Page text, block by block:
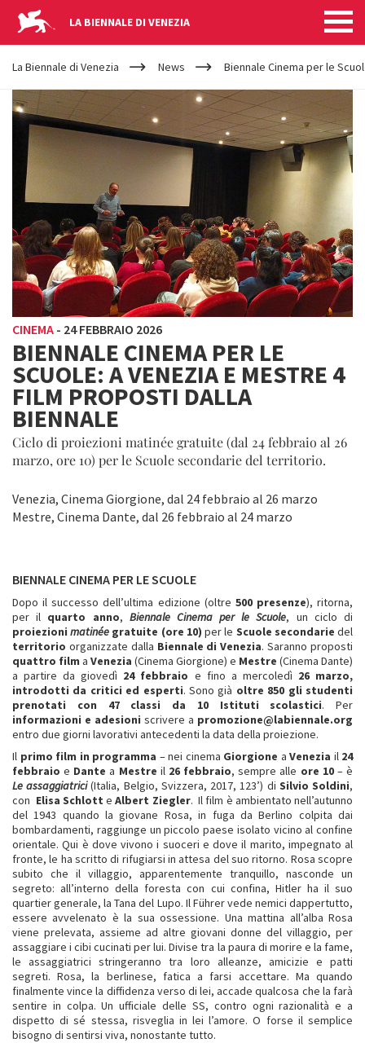
LA BIENNALE DI VENEZIA
YOUR
ARE
HERE
La Biennale di Venezia News Biennale Cinema per le
CINEMA - 24 FEBBRAIO 2026
BIENNALE CINEMA PER LE
SCUOLE: A VENEZIA E MESTRE 4
FILM PROPOSTI DALLA
BIENNALE
Ciclo di proiezioni matinée gratuite (dal 24 febbraio al 26
marzo, ore 10) per le Scuole secondarie del territorio.
Venezia, Cinema Giorgione, dal 24 febbraio al 26 marzo
Mestre, Cinema Dante, dal 26 febbraio al 24 marzo
BIENNALE CINEMA PER LE SCUOLE
Dopo il successo dell’ultima edizione (oltre 500 presenze), ritorna,
per il quarto anno, Biennale Cinema per le Scuole, un ciclo di
proiezionimatinée gratuite (ore 10) per le Scuole secondarie del
territorio organizzate dalla Biennale di Venezia. Saranno proposti
quattro film a Venezia (Cinema Giorgione) e Mestre (Cinema Dante)
a partire da giovedì 24 febbraio e fino a mercoledì 26 marzo,
introdotti da critici ed esperti. Sono già oltre 850 gli studenti
prenotati con 47 classi da 10 Istituti scolastici. Per
informazioni e adesioni scrivere a promozione@labiennale.org
entro due giorni lavorativi antecedenti la data della proiezione.
Il primo film in programma – nei cinema Giorgione a Venezia il24
febbraio e Dantea Mestre il 26 febbraio, sempre alle ore 10– è
Le assaggiatrici(Italia, Belgio, Svizzera, 2017, 123’) di Silvio Soldini,
con Elisa Schlott eAlbert Ziegler. Il film è ambientato nell’autunno
del 1943 quando la giovane Rosa, in fuga da Berlino colpita dai
bombardamenti, raggiunge un piccolo paese isolato vicino al confine
orientale. Qui è dove vivono i suoceri e dove il marito, impegnato al
fronte, le ha scritto di rifugiarsi in attesa del suo ritorno. Rosa scopre
subito che il villaggio, apparentemente tranquillo, nasconde un
segreto: all’interno della foresta con cui confina, Hitler ha il suo
quartier generale, la Tana del Lupo. Il Führer vede nemici dappertutto,
essere avvelenato è la sua ossessione. Una mattina all’alba Rosa
viene prelevata, assieme ad altre giovani donne del villaggio, per
assaggiare i cibi cucinati per lui. Divise tra la paura di morire e la fame,
le assaggiatrici stringeranno tra loro alleanze, amicizie e patti
segreti. Rosa, la berlinese, fatica a farsi accettare. Ma quando
finalmente vince la diffidenza verso di lei, accade qualcosa che la farà
sentire in colpa. Un ufficiale delle SS, contro ogni razionalità e a
dispetto di sé stessa, risveglia in lei l’amore. O forse il semplice
bisogno di sentirsi viva, nonostante tutto.